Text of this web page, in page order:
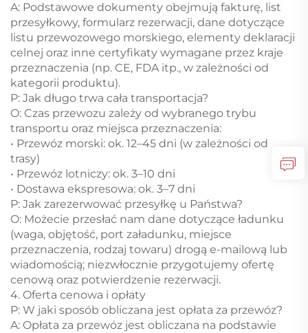
A: Podstawowe dokumenty obejmują fakturę, list
przesyłkowy, formularz rezerwacji, dane dotyczące
listu przewozowego morskiego, elementy deklaracji
celnej oraz inne certyfikaty wymagane przez kraje
przeznaczenia (np. CE, FDA itp., w zależności od
kategorii produktu).
P: Jak długo trwa cała transportacja?
O: Czas przewozu zależy od wybranego trybu
transportu oraz miejsca przeznaczenia:
• Przewóz morski: ok. 12–45 dni (w zależności od
trasy)
• Przewóz lotniczy: ok. 3–10 dni
• Dostawa ekspresowa: ok. 3–7 dni
P: Jak zarezerwować przesyłkę u Państwa?
O: Możecie przesłać nam dane dotyczące ładunku
(waga, objętość, port załadunku, miejsce
przeznaczenia, rodzaj towaru) drogą e-mailową lub
wiadomością; niezwłocznie przygotujemy ofertę
cenową oraz potwierdzenie rezerwacji.
4. Oferta cenowa i opłaty
P: W jaki sposób obliczana jest opłata za przewóz?
A: Opłata za przewóz jest obliczana na podstawie